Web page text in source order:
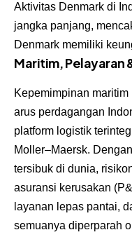
Aktivitas Denmark di
jangka panjang,
Denmark memiliki
Maritim, Pelayaran
Kepemimpinan
arus perdagangan
platform logistik
Moller–Maersk.
tersibuk di dunia,
asuransi kerusakan
layanan lepas pantai,
semuanya diperparah